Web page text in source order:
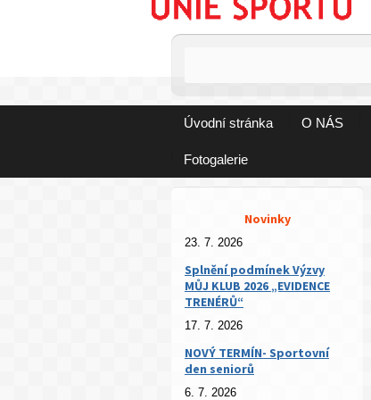
Úvodní stránka O NÁS
Fotogalerie
Novinky
23. 7. 2026
Splnění podmínek Výzvy
MŮJ KLUB 2026 „EVIDENCE
TRENÉRŮ“
17. 7. 2026
NOVÝ TERMÍN- Sportovní
den seniorů
6. 7. 2026